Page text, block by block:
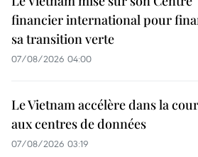
financier international pour
sa transition verte
07/08/2026 04:00
Le Vietnam accélère dans la
aux centres de données
07/08/2026 03:19